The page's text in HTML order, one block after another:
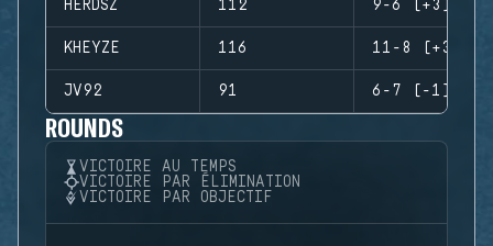
HERDSZ 112 9-6 (+3)
KHEYZE 116 11-8 (+3)
JV92 91 6-7 (-1)
ROUNDS
VICTOIRE AU TEMPS
VICTOIRE PAR ÉLIMINATION
VICTOIRE PAR OBJECTIF